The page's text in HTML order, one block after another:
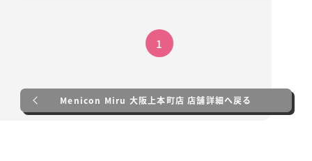
1
Menicon Miru 大阪上本町店 店舗詳細へ戻る